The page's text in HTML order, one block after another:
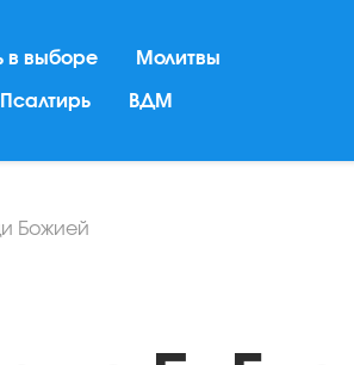
в выборе Молитвы
ВДМ
Божией